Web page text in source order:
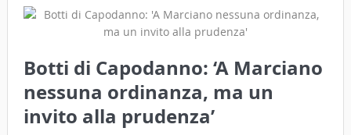
Botti di Capodanno: ‘A Marciano
nessuna ordinanza, ma un
invito alla prudenza’